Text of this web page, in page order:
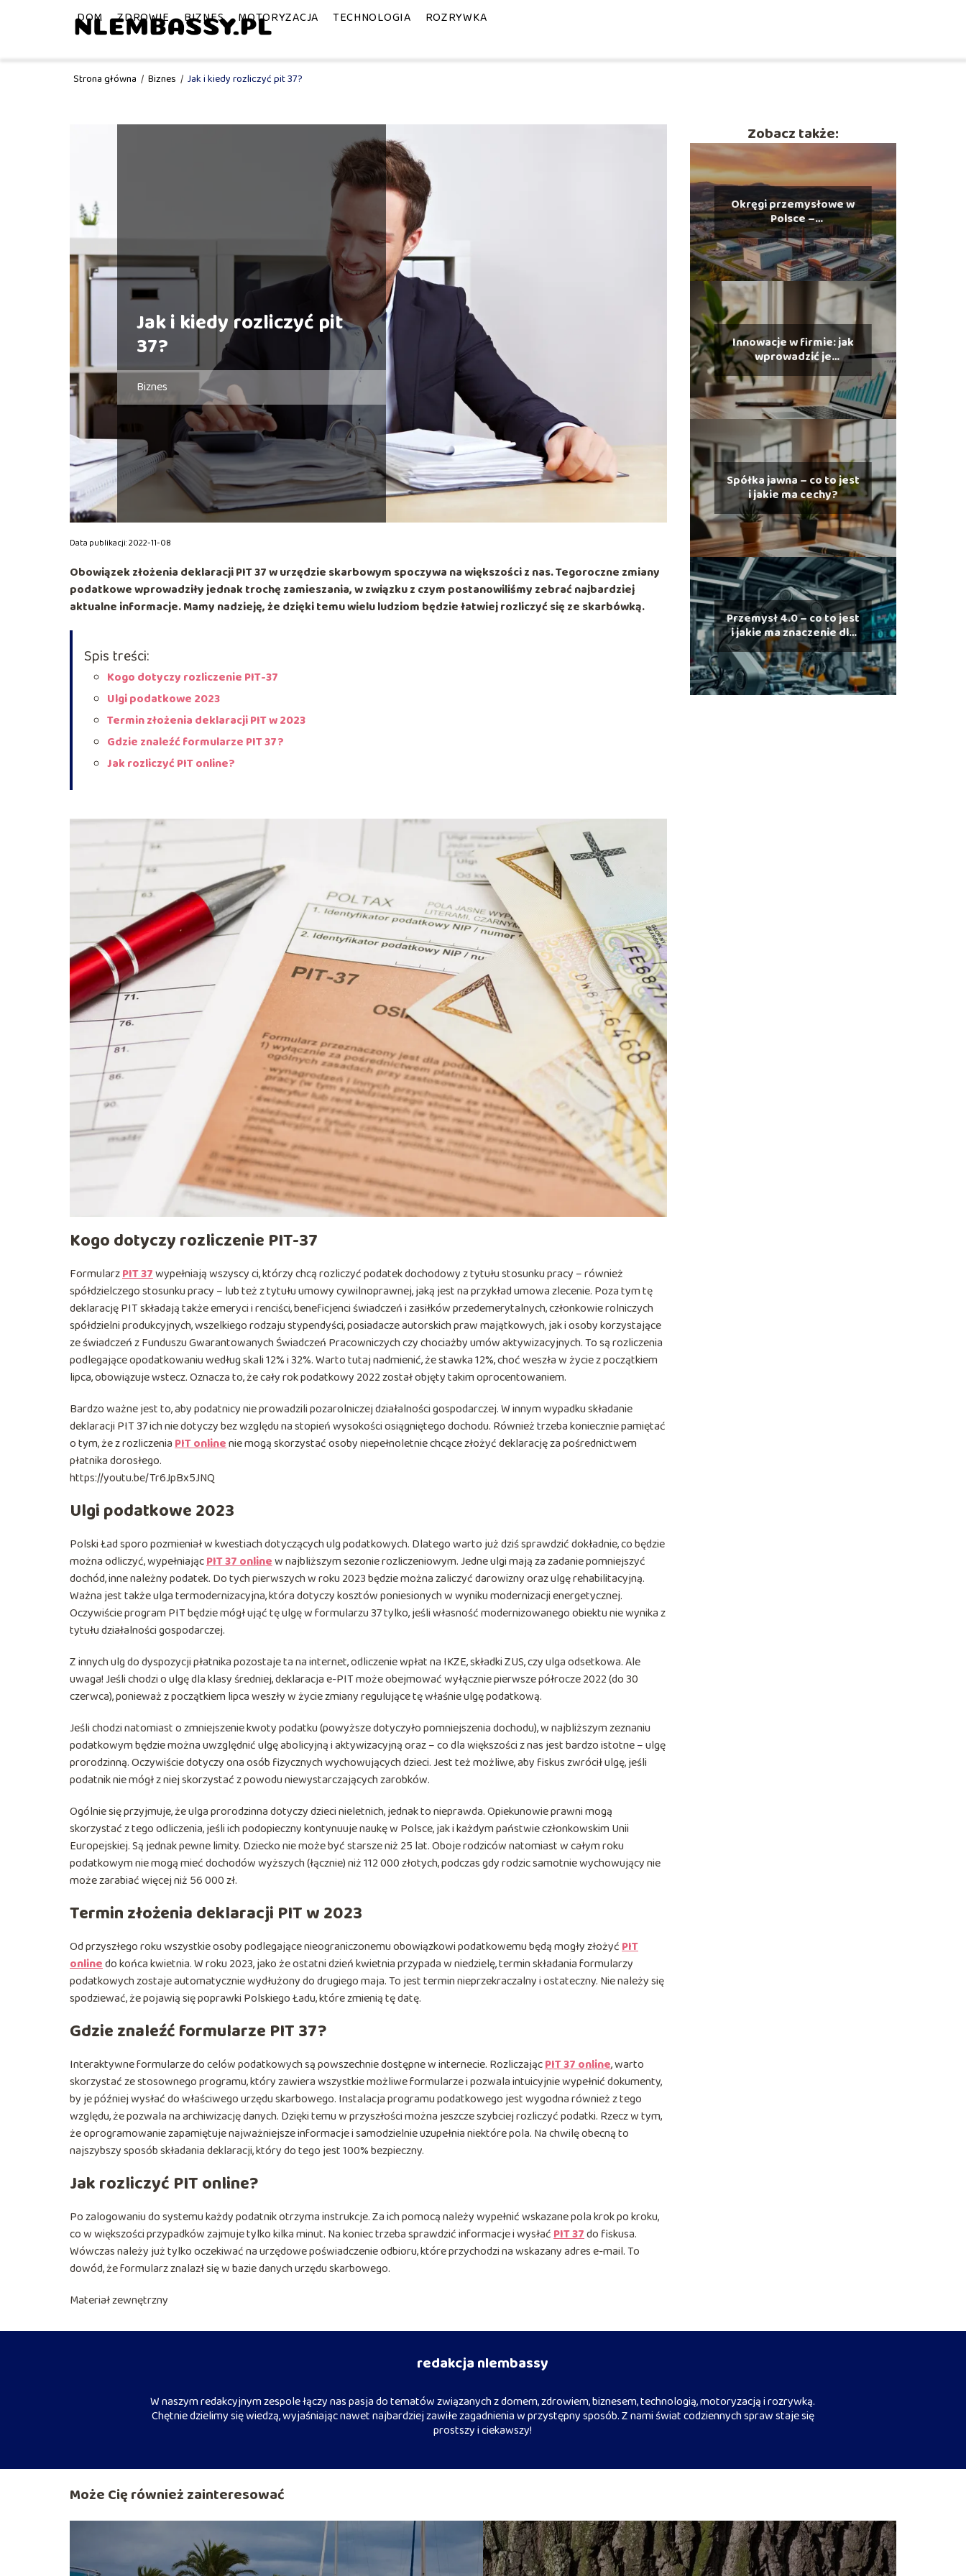
DOM ZDROWIE BIZNES MOTORYZACJA TECHNOLOGIA ROZRYWKA
Strona główna / Biznes / Jak i kiedy rozliczyć pit 37?
Jak i kiedy rozliczyć pit
37?
Biznes
Data publikacji: 2022-11-08
Obowiązek złożenia deklaracji PIT 37 w urzędzie skarbowym spoczywa na większości z nas. Tegoroczne zmiany
podatkowe wprowadziły jednak trochę zamieszania, w związku z czym postanowiliśmy zebrać najbardziej
aktualne informacje. Mamy nadzieję, że dzięki temu wielu ludziom będzie łatwiej rozliczyć się ze skarbówką.
Spis treści:
Kogo dotyczy rozliczenie PIT-37
Ulgi podatkowe 2023
Termin złożenia deklaracji PIT w 2023
Gdzie znaleźć formularze PIT 37?
Jak rozliczyć PIT online?
Kogo dotyczy rozliczenie PIT-37
FormularzPIT 37wypełniają wszyscy ci, którzy chcą rozliczyć podatek dochodowy z tytułu stosunku pracy – również
spółdzielczego stosunku pracy – lub też z tytułu umowy cywilnoprawnej, jaką jest na przykład umowa zlecenie. Poza tym tę
deklarację PIT składają także emeryci i renciści, beneficjenci świadczeń i zasiłków przedemerytalnych, członkowie rolniczych
spółdzielni produkcyjnych, wszelkiego rodzaju stypendyści, posiadacze autorskich praw majątkowych, jak i osoby korzystające
ze świadczeń z Funduszu Gwarantowanych Świadczeń Pracowniczych czy chociażby umów aktywizacyjnych. To są rozliczenia
podlegające opodatkowaniu według skali 12% i 32%. Warto tutaj nadmienić, że stawka 12%, choć weszła w życie z początkiem
lipca, obowiązuje wstecz. Oznacza to, że cały rok podatkowy 2022 został objęty takim oprocentowaniem.
Bardzo ważne jest to, aby podatnicy nie prowadzili pozarolniczej działalności gospodarczej. W innym wypadku składanie
deklaracji PIT 37 ich nie dotyczy bez względu na stopień wysokości osiągniętego dochodu. Również trzeba koniecznie pamiętać
o tym, że z rozliczeniaPIT onlinenie mogą skorzystać osoby niepełnoletnie chcące złożyć deklarację za pośrednictwem
płatnika dorosłego.
https://youtu.be/Tr6JpBx5JNQ
Ulgi podatkowe 2023
Polski Ład sporo pozmieniał w kwestiach dotyczących ulg podatkowych. Dlatego warto już dziś sprawdzić dokładnie, co będzie
można odliczyć, wypełniającPIT 37 onlinew najbliższym sezonie rozliczeniowym. Jedne ulgi mają za zadanie pomniejszyć
dochód, inne należny podatek. Do tych pierwszych w roku 2023 będzie można zaliczyć darowizny oraz ulgę rehabilitacyjną.
Ważna jest także ulga termodernizacyjna, która dotyczy kosztów poniesionych w wyniku modernizacji energetycznej.
Oczywiście program PIT będzie mógł ująć tę ulgę w formularzu 37 tylko, jeśli własność modernizowanego obiektu nie wynika z
tytułu działalności gospodarczej.
Z innych ulg do dyspozycji płatnika pozostaje ta na internet, odliczenie wpłat na IKZE, składki ZUS, czy ulga odsetkowa. Ale
uwaga! Jeśli chodzi o ulgę dla klasy średniej, deklaracja e-PIT może obejmować wyłącznie pierwsze półrocze 2022 (do 30
czerwca), ponieważ z początkiem lipca weszły w życie zmiany regulujące tę właśnie ulgę podatkową.
Jeśli chodzi natomiast o zmniejszenie kwoty podatku (powyższe dotyczyło pomniejszenia dochodu), w najbliższym zeznaniu
podatkowym będzie można uwzględnić ulgę abolicyjną i aktywizacyjną oraz – co dla większości z nas jest bardzo istotne – ulgę
prorodzinną. Oczywiście dotyczy ona osób fizycznych wychowujących dzieci. Jest też możliwe, aby fiskus zwrócił ulgę, jeśli
podatnik nie mógł z niej skorzystać z powodu niewystarczających zarobków.
Ogólnie się przyjmuje, że ulga prorodzinna dotyczy dzieci nieletnich, jednak to nieprawda. Opiekunowie prawni mogą
skorzystać z tego odliczenia, jeśli ich podopieczny kontynuuje naukę w Polsce, jak i każdym państwie członkowskim Unii
Europejskiej. Są jednak pewne limity. Dziecko nie może być starsze niż 25 lat. Oboje rodziców natomiast w całym roku
podatkowym nie mogą mieć dochodów wyższych (łącznie) niż 112 000 złotych, podczas gdy rodzic samotnie wychowujący nie
może zarabiać więcej niż 56 000 zł.
Termin złożenia deklaracji PIT w 2023
Od przyszłego roku wszystkie osoby podlegające nieograniczonemu obowiązkowi podatkowemu będą mogły złożyćPIT
onlinedo końca kwietnia. W roku 2023, jako że ostatni dzień kwietnia przypada w niedzielę, termin składania formularzy
podatkowych zostaje automatycznie wydłużony do drugiego maja. To jest termin nieprzekraczalny i ostateczny. Nie należy się
spodziewać, że pojawią się poprawki Polskiego Ładu, które zmienią tę datę.
Gdzie znaleźć formularze PIT 37?
Interaktywne formularze do celów podatkowych są powszechnie dostępne w internecie. RozliczającPIT 37 online, warto
skorzystać ze stosownego programu, który zawiera wszystkie możliwe formularze i pozwala intuicyjnie wypełnić dokumenty,
by je później wysłać do właściwego urzędu skarbowego. Instalacja programu podatkowego jest wygodna również z tego
względu, że pozwala na archiwizację danych. Dzięki temu w przyszłości można jeszcze szybciej rozliczyć podatki. Rzecz w tym,
że oprogramowanie zapamiętuje najważniejsze informacje i samodzielnie uzupełnia niektóre pola. Na chwilę obecną to
najszybszy sposób składania deklaracji, który do tego jest 100% bezpieczny.
Jak rozliczyć PIT online?
Po zalogowaniu do systemu każdy podatnik otrzyma instrukcje. Za ich pomocą należy wypełnić wskazane pola krok po kroku,
co w większości przypadków zajmuje tylko kilka minut. Na koniec trzeba sprawdzić informacje i wysłaćPIT 37do fiskusa.
Wówczas należy już tylko oczekiwać na urzędowe poświadczenie odbioru, które przychodzi na wskazany adres e-mail. To
dowód, że formularz znalazł się w bazie danych urzędu skarbowego.
Materiał zewnętrzny
Zobacz także:
Okręgi przemysłowe w
Polsce –
charakterystyka i
rozmieszczenie
Innowacje w firmie: jak
wprowadzić je
skutecznie?
Spółka jawna – co to jest
i jakie ma cechy?
Przemysł 4.0 – co to jest
i jakie ma znaczenie dla
przyszłości?
redakcja nlembassy
W naszym redakcyjnym zespole łączy nas pasja do tematów związanych z domem, zdrowiem, biznesem, technologią, motoryzacją i rozrywką.
Chętnie dzielimy się wiedzą, wyjaśniając nawet najbardziej zawiłe zagadnienia w przystępny sposób. Z nami świat codziennych spraw staje się
prostszy i ciekawszy!
Może Cię również zainteresować